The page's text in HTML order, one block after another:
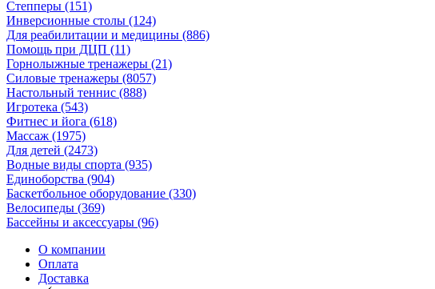
Степперы (151)
Инверсионные столы (124)
Для реабилитации и медицины (886)
Помощь при ДЦП (11)
Горнолыжные тренажеры (21)
Силовые тренажеры (8057)
Настольный теннис (888)
Игротека (543)
Фитнес и йога (618)
Массаж (1975)
Для детей (2473)
Водные виды спорта (935)
Единоборства (904)
Баскетбольное оборудование (330)
Велосипеды (369)
Бассейны и аксессуары (96)
О компании
Оплата
Доставка